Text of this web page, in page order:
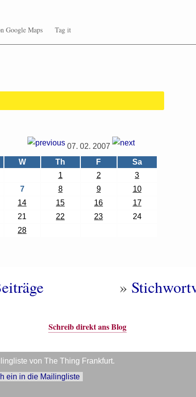
Google Maps Tag it
07. 02. 2007
W Th F
Sa
1
2
3
7 8 9
10
14 15 16
17
21 22 23
24
28
»
Schreib direkt ans Blog
von The Thing Frankfurt.
ein in die Mailingliste